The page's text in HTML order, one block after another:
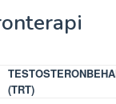
(TRT)